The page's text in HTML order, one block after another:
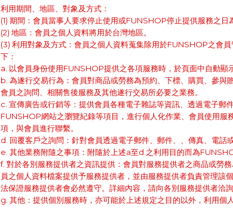
利用期間、地區、對象及方式：
(1) 期間：會員當事人要求停止使用或FUNSHOP停止提供服務之日
(2) 地區：會員之個人資料將用於台灣地區。
(3) 利用對象及方式：會員之個人資料蒐集除用於FUNSHOP之會
下：
a. 以會員身份使用FUNSHOP提供之各項服務時，於頁面中自動顯
b. 為遂行交易行為：會員對商品或勞務為預約、下標、購買、參
會員之詢問、相關售後服務及其他遂行交易所必要之業務。
c. 宣傳廣告或行銷等：提供會員各種電子雜誌等資訊、透過電子郵
FUNSHOP網站之瀏覽紀錄等項目，進行個人化作業、會員使用
項，與會員進行聯繫。
d. 回覆客戶之詢問：針對會員透過電子郵件、郵件、、傳真、電
e. 其他業務附隨之事項：附隨於上述a至d.之利用目的而為
f. 對於各別服務提供者之資訊提供：會員對服務提供者之商品或勞
員之個人資料檔案提供予服務提供者，並由服務提供者負責管理
法保證服務提供者會必然遵守。詳細內容，請向各別服務提供者洽詢
g. 其他：提供個別服務時，亦可能於上述規定之目的以外，利用個